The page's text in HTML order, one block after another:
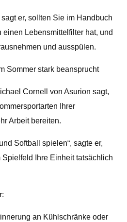
er, sollten Sie im Handbuch
Lebensmittelfilter hat, und
und ausspülen.
Sommer stark beansprucht
Cornell von Asurion sagt,
Ihrer
Arbeit bereiten.
Softball spielen“, sagte er,
Spielfeld Ihre Einheit tatsächlich
an Kühlschränke oder